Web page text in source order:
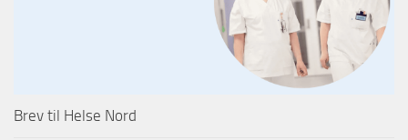
Brev til Helse Nord